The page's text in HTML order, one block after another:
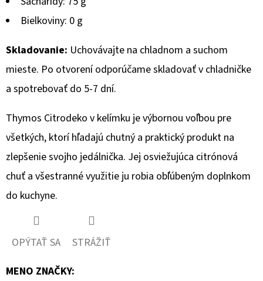
Bielkoviny: 0 g
Skladovanie: Uchovávajte na chladnom a suchom
mieste. Po otvorení odporúčame skladovať v chladničke
a spotrebovať do 5-7 dní.
Thymos Citrodeko v kelímku je výbornou voľbou pre
všetkých, ktorí hľadajú chutný a praktický produkt na
zlepšenie svojho jedálnička. Jej osviežujúca citrónová
chuť a všestranné využitie ju robia obľúbeným doplnkom
do kuchyne.
OPÝTAŤ SA
STRÁŽIŤ
MENO ZNAČKY: